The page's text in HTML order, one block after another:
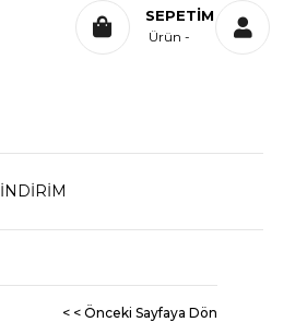
SEPETIM
Ürün
İNDİRİM
< < Önceki Sayfaya Dön